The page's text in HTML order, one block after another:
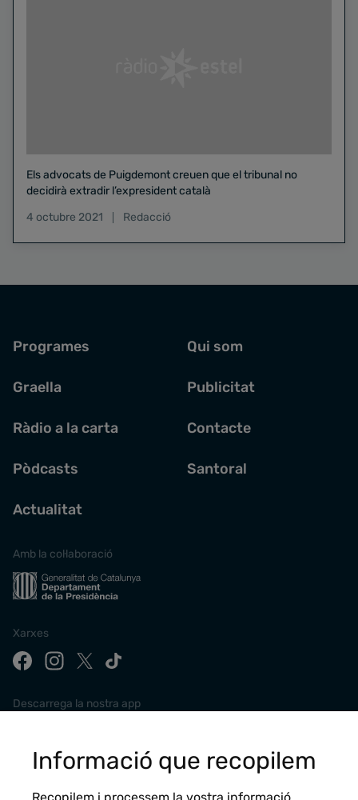
Els advocats de Puigdemont creuen que el tribunal no
decidirà extradir l’expresident català
4 octubre 2021
Redacció
Programes
Graella
Ràdio a la carta
Pòdcasts
Actualitat
Qui som
Publicitat
Contacte
Santoral
Amb la col·laboració
Xarxes
Descarrega la nostra app
Informació que recopilem